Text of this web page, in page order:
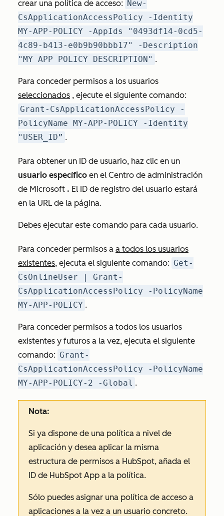
crear una política de acceso: New-
CsApplicationAccessPolicy -Identity
MY-APP-POLICY -AppIds "0493df14-0cd5-
4c89-b413-e0b9b90bbb17" -Description
"MY APP POLICY DESCRIPTION" .
Para conceder permisos a los usuarios
seleccionados , ejecute el siguiente comando:
Grant-CsApplicationAccessPolicy -
PolicyName MY-APP-POLICY -Identity
"USER_ID” .
Para obtener un ID de usuario, haz clic en un
usuario específico en el Centro de administración
de Microsoft . El ID de registro del usuario estará
en la URL de la página.
Debes ejecutar este comando para cada usuario.
Para conceder permisos a a todos los usuarios
existentes, ejecuta el siguiente comando: Get-
CsOnlineUser | Grant-
CsApplicationAccessPolicy -PolicyName
MY-APP-POLICY .
Para conceder permisos a todos los usuarios
existentes y futuros a la vez, ejecuta el siguiente
comando: Grant-
CsApplicationAccessPolicy -PolicyName
MY-APP-POLICY-2 -Global .
Nota:
Si ya dispone de una política a nivel de
aplicación y desea aplicar la misma
estructura de permisos a HubSpot, añada el
ID de HubSpot App a la política.
Sólo puedes asignar una política de acceso a
aplicaciones a la vez a un usuario concreto.